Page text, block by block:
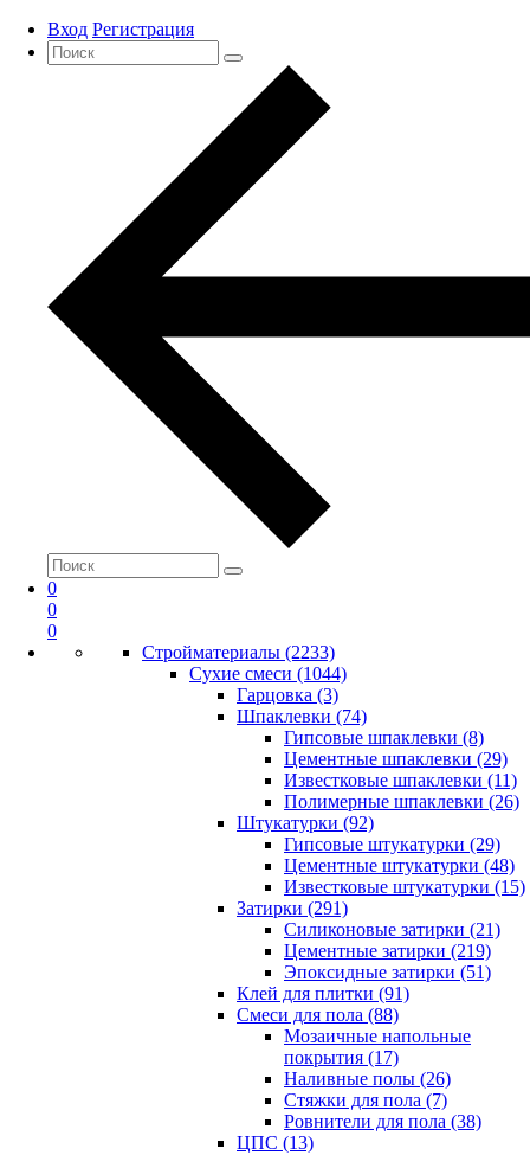
Вход Регистрация
0
0
0
Стройматериалы (2233)
Сухие смеси (1044)
Гарцовка (3)
Шпаклевки (74)
Гипсовые шпаклевки (8)
Цементные шпаклевки (29)
Известковые шпаклевки (11)
Полимерные шпаклевки (26)
Штукатурки (92)
Гипсовые штукатурки (29)
Цементные штукатурки (48)
Известковые штукатурки (15)
Затирки (291)
Силиконовые затирки (21)
Цементные затирки (219)
Эпоксидные затирки (51)
Клей для плитки (91)
Смеси для пола (88)
Мозаичные напольные
покрытия (17)
Наливные полы (26)
Стяжки для пола (7)
Ровнители для пола (38)
ЦПС (13)